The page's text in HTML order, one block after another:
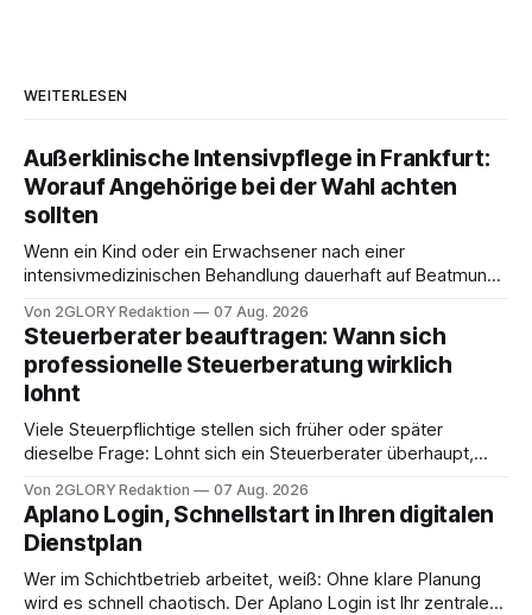
WEITERLESEN
Außerklinische Intensivpflege in Frankfurt:
Worauf Angehörige bei der Wahl achten
sollten
Wenn ein Kind oder ein Erwachsener nach einer
intensivmedizinischen Behandlung dauerhaft auf Beatmung
angewiesen ist, stellt sich für Familien eine schwierige
Frage: Muss die Versorgung dauerhaft in der Klinik bleiben –
oder ist ein Leben zu Hause möglich? Die außerklinische
Intensivpflege bietet genau diese Alternative: Sie
Von 2GLORY Redaktion 07 Aug. 2026
Steuerberater beauftragen: Wann sich
professionelle Steuerberatung wirklich
lohnt
Viele Steuerpflichtige stellen sich früher oder später
dieselbe Frage: Lohnt sich ein Steuerberater überhaupt,
erledigen? Die kurze Antwort: Bei einfachen
Einkommensverhältnissen reicht häufig eine Steuersoftware
aus – sobald jedoch mehrere Einkunftsarten
zusammentreffen oder größere finanzielle Veränderungen
anstehen, zahlt sich professionelle Unterstützung meist
Von 2GLORY Redaktion 07 Aug. 2026
Aplano Login, Schnellstart in Ihren digitalen
Dienstplan
Wer im Schichtbetrieb arbeitet, weiß: Ohne klare Planung
wird es schnell chaotisch. Der Aplano Login ist Ihr zentraler